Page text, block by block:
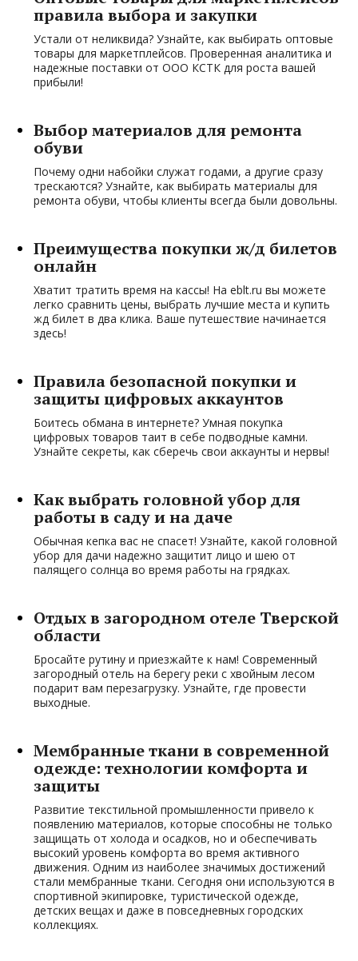
правила выбора и закупки
Устали от неликвида? Узнайте, как выбирать оптовые
товары для маркетплейсов. Проверенная аналитика и
надежные поставки от ООО КСТК для роста вашей
прибыли!
Выбор материалов для ремонта
обуви
Почему одни набойки служат годами, а другие сразу
трескаются? Узнайте, как выбирать материалы для
ремонта обуви, чтобы клиенты всегда были довольны.
Преимущества покупки ж/д билетов
онлайн
Хватит тратить время на кассы! На eblt.ru вы можете
легко сравнить цены, выбрать лучшие места и купить
жд билет в два клика. Ваше путешествие начинается
здесь!
Правила безопасной покупки и
защиты цифровых аккаунтов
Боитесь обмана в интернете? Умная покупка
цифровых товаров таит в себе подводные камни.
Узнайте секреты, как сберечь свои аккаунты и нервы!
Как выбрать головной убор для
работы в саду и на даче
Обычная кепка вас не спасет! Узнайте, какой головной
убор для дачи надежно защитит лицо и шею от
палящего солнца во время работы на грядках.
Отдых в загородном отеле Тверской
области
Бросайте рутину и приезжайте к нам! Современный
загородный отель на берегу реки с хвойным лесом
подарит вам перезагрузку. Узнайте, где провести
выходные.
Мембранные ткани в современной
одежде: технологии комфорта и
защиты
Развитие текстильной промышленности привело к
появлению материалов, которые способны не только
защищать от холода и осадков, но и обеспечивать
высокий уровень комфорта во время активного
движения. Одним из наиболее значимых достижений
стали мембранные ткани. Сегодня они используются в
спортивной экипировке, туристической одежде,
детских вещах и даже в повседневных городских
коллекциях.